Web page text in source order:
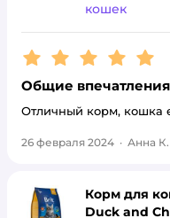
кошек
Рейтинг:5
Общие впечатления
Отличный корм, кошка
26 февраля 2024 · Анна К.
Корм для
Duck and